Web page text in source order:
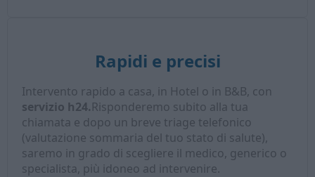
Rapidi e precisi
Intervento rapido a casa, in Hotel o in B&B, con
servizio h24.Risponderemo subito alla tua
chiamata e dopo un breve triage telefonico
(valutazione sommaria del tuo stato di salute),
saremo in grado di scegliere il medico, generico o
specialista, più idoneo ad intervenire.